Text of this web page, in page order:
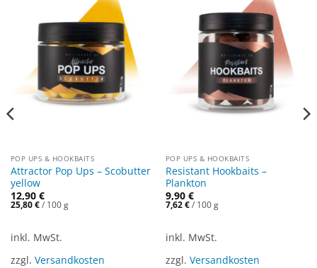
POP UPS & HOOKBAITS
Attractor Pop Ups – Scobutter
yellow
12,90 €
25,80€/ 100g
inkl. MwSt.
zzgl. Versandkosten
POP UPS & HOOKBAITS
Resistant Hookbaits –
Plankton
9,90 €
7,62€/ 100g
inkl. MwSt.
zzgl. Versandkosten